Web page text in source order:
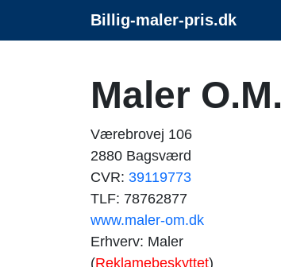
Billig-maler-pris.dk
Maler O.M.
Værebrovej 106
2880 Bagsværd
CVR: 39119773
TLF: 78762877
www.maler-om.dk
Erhverv: Maler
(Reklamebeskyttet)